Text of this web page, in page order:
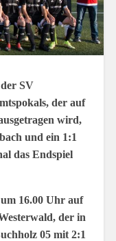
SV
der auf
wird,
und ein 1:1
das Endspiel
16.00 Uhr auf
der in
05 mit 2:1